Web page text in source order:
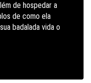
de hospedar a
de como ela
badalada vida o